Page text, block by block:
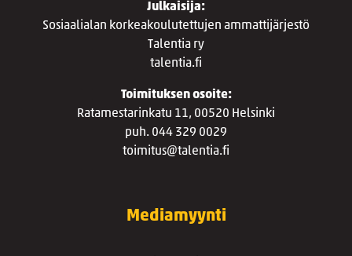
Julkaisija:
Sosiaalialan korkeakoulutettujen ammattijärjestö
Talentia ry
talentia.fi
Toimituksen osoite:
Ratamestarinkatu 11, 00520 Helsinki
puh. 044 329 0029
toimitus@talentia.fi
Mediamyynti